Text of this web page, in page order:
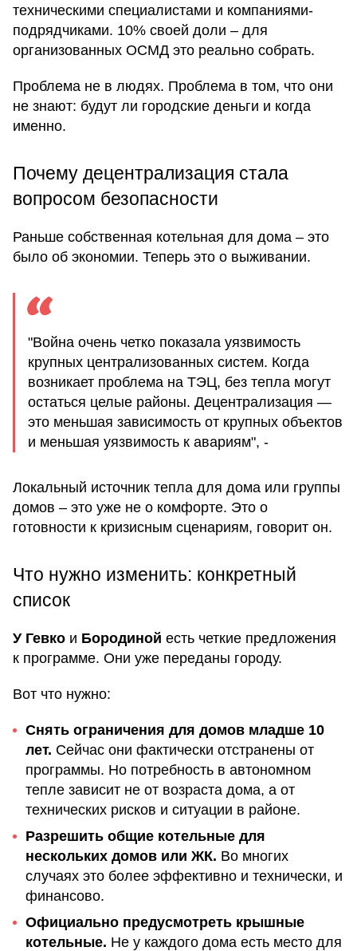
техническими специалистами и компаниями-
подрядчиками. 10% своей доли – для
организованных ОСМД это реально собрать.
Проблема не в людях. Проблема в том, что они
не знают: будут ли городские деньги и когда
именно.
Почему децентрализация стала
вопросом безопасности
Раньше собственная котельная для дома – это
было об экономии. Теперь это о выживании.
"Война очень четко показала уязвимость
крупных централизованных систем. Когда
возникает проблема на ТЭЦ, без тепла могут
остаться целые районы. Децентрализация —
это меньшая зависимость от крупных объектов
и меньшая уязвимость к авариям", -
Локальный источник тепла для дома или группы
домов – это уже не о комфорте. Это о
готовности к кризисным сценариям, говорит он.
Что нужно изменить: конкретный
список
У Гевко и Бородиной есть четкие предложения
к программе. Они уже переданы городу.
Вот что нужно:
Снять ограничения для домов младше 10
лет. Сейчас они фактически отстранены от
программы. Но потребность в автономном
тепле зависит не от возраста дома, а от
технических рисков и ситуации в районе.
Разрешить общие котельные для
нескольких домов или ЖК. Во многих
случаях это более эффективно и технически, и
финансово.
Официально предусмотреть крышные
котельные. Не у каждого дома есть место для